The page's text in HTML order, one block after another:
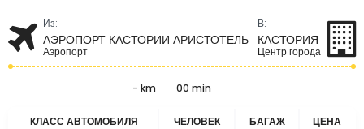
Из:
АЭРОПОРТ КАСТОРИИ АРИСТОТЕЛЬ
Аэропорт
В:
КАСТОРИЯ
Центр города
- km 00 min
КЛАСС АВТОМОБИЛЯ ЧЕЛОВЕК БАГАЖ ЦЕНА